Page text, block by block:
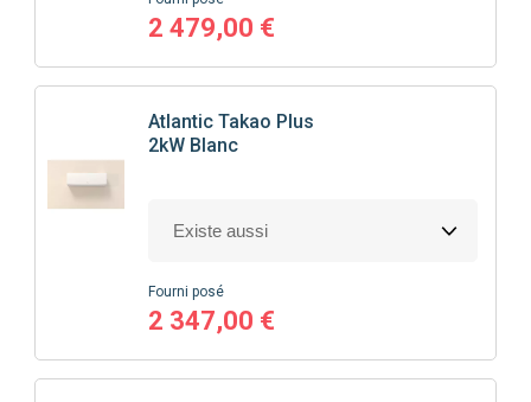
2 479,00 €
Atlantic Takao Plus
2kW Blanc
Fourni posé
2 347,00 €